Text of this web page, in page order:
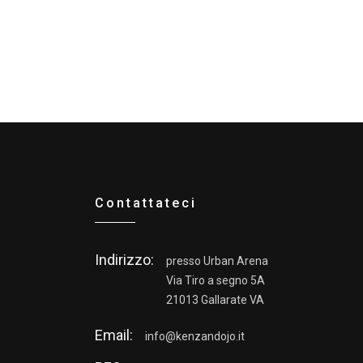
Contattateci
Indirizzo:
presso Urban Arena
Via Tiro a segno 5A
21013 Gallarate VA
Email: info@kenzandojo.it